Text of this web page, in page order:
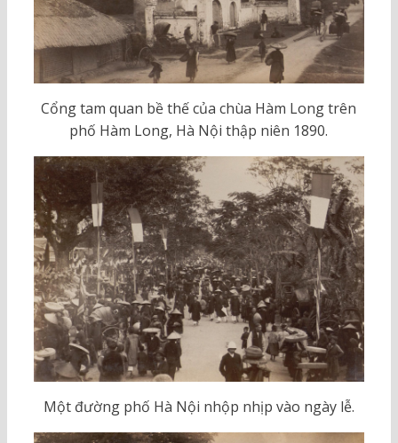
Cổng tam quan bề thế của chùa Hàm Long trên
phố Hàm Long, Hà Nội thập niên 1890.
Một đường phố Hà Nội nhộp nhịp vào ngày lễ.